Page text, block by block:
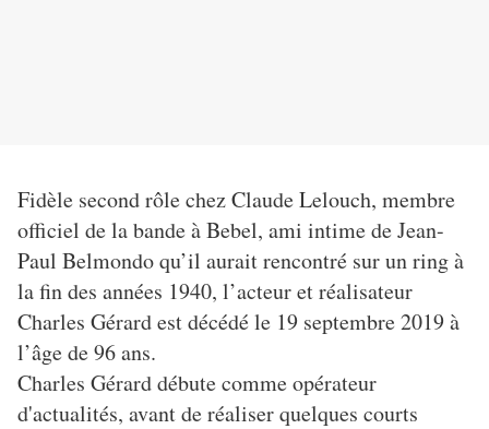
Fidèle second rôle chez Claude Lelouch, membre
officiel de la bande à Bebel, ami intime de Jean-
Paul Belmondo qu’il aurait rencontré sur un ring à
la fin des années 1940, l’acteur et réalisateur
Charles Gérard est décédé le 19 septembre 2019 à
l’âge de 96 ans.
Charles Gérard débute comme opérateur
d'actualités, avant de réaliser quelques courts